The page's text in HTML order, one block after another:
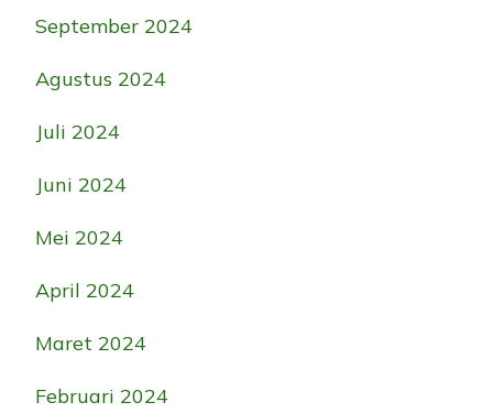
September 2024
Agustus 2024
Juli 2024
Juni 2024
Mei 2024
April 2024
Maret 2024
Februari 2024